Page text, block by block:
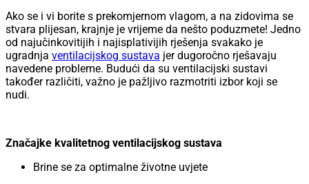
Ako se i vi borite s prekomjernom vlagom, a na zidovima se
stvara plijesan, krajnje je vrijeme da nešto poduzmete! Jedno
od najučinkovitijih i najisplativijih rješenja svakako je
ugradnja ventilacijskog sustava jer dugoročno rješavaju
navedene probleme. Budući da su ventilacijski sustavi
također različiti, važno je pažljivo razmotriti izbor koji se
nudi.
Značajke kvalitetnog ventilacijskog sustava
Brine se za optimalne životne uvjete